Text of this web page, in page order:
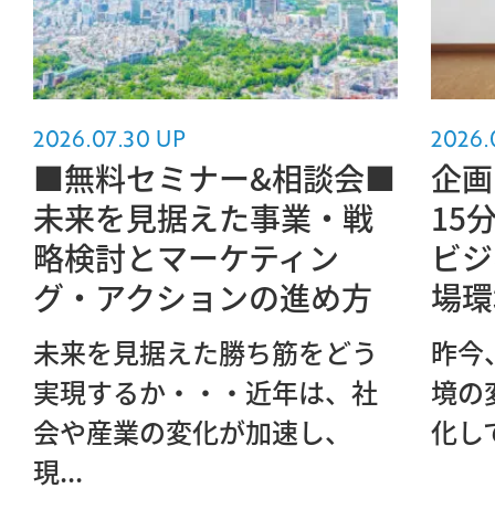
CONTACT
2026.07.30 UP
■無料セミナー&相談会■
未来を見据えた事業・戦
略検討とマーケティン
グ・アクションの進め方
未来を見据えた勝ち筋をどう
実現するか・・・近年は、社
会や産業の変化が加速し、
現...
企
15
ビ
場
昨今
境の
化し